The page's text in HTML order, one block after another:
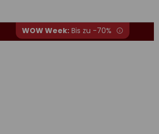
WOW Week: Bis zu -70%